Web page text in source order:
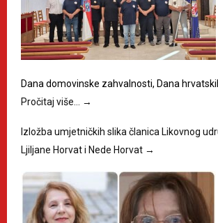
Dana domovinske zahvalnosti, Dana
Pročitaj više… →
Izložba umjetničkih slika članica Likovnog
Ljiljane Horvat i Nede Horvat →